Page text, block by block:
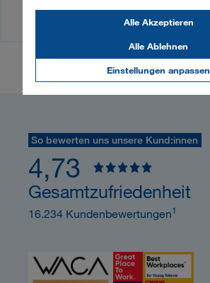
Einstellungen anpassen
Alle Ablehnen
Alle Akzeptieren
Medienkontakt
So bewerten uns unsere Kund:innen
4,73
Gesamtzufriedenheit
16.234 Kundenbewertungen1